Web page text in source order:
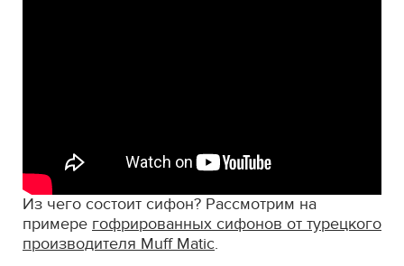
Из чего состоит сифон? Рассмотрим на
примере гофрированных сифонов от турецкого
производителя Muff Matic.